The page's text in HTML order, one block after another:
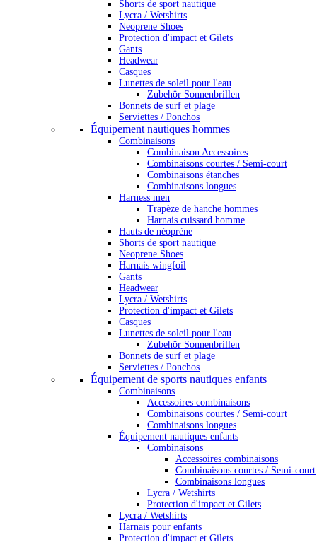
Shorts de sport nautique
Lycra / Wetshirts
Neoprene Shoes
Protection d'impact et Gilets
Gants
Headwear
Casques
Lunettes de soleil pour l'eau
Zubehör Sonnenbrillen
Bonnets de surf et plage
Serviettes / Ponchos
Équipement nautiques hommes
Combinaisons
Combinaison Accessoires
Combinaisons courtes / Semi-court
Combinaisons étanches
Combinaisons longues
Harness men
Trapèze de hanche hommes
Harnais cuissard homme
Hauts de néoprène
Shorts de sport nautique
Neoprene Shoes
Harnais wingfoil
Gants
Headwear
Lycra / Wetshirts
Protection d'impact et Gilets
Casques
Lunettes de soleil pour l'eau
Zubehör Sonnenbrillen
Bonnets de surf et plage
Serviettes / Ponchos
Équipement de sports nautiques enfants
Combinaisons
Accessoires combinaisons
Combinaisons courtes / Semi-court
Combinaisons longues
Équipement nautiques enfants
Combinaisons
Accessoires combinaisons
Combinaisons courtes / Semi-court
Combinaisons longues
Lycra / Wetshirts
Protection d'impact et Gilets
Lycra / Wetshirts
Harnais pour enfants
Protection d'impact et Gilets